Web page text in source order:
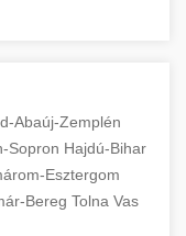
Abaúj-Zemplén
Sopron Hajdú-Bihar
Esztergom
Bereg Tolna Vas